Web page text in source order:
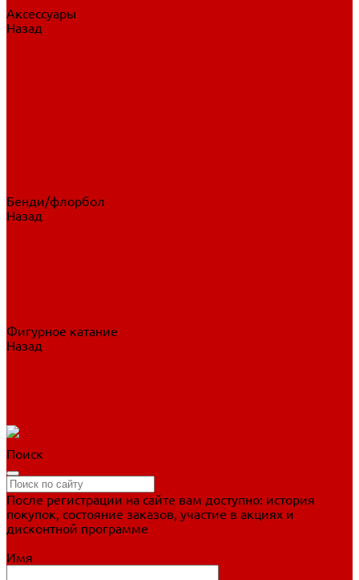
Аксессуары
Назад
Бенди/флорбол
Назад
Фигурное катание
Назад
Поиск
После регистрации на сайте вам доступно: история
покупок, состояние заказов, участие в акциях и
дисконтной программе
Имя